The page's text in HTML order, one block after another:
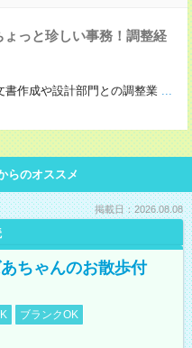
っと珍しい事務！調整経
書作成や設計部門との調整業 ...
らのオススメ
掲載日：2026.08.08
ちゃんのお散歩付
ブランクOK